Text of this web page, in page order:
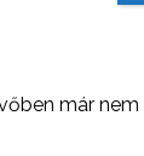
már nem